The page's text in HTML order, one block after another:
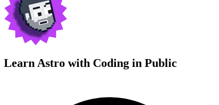
Learn Astro with Coding in Public